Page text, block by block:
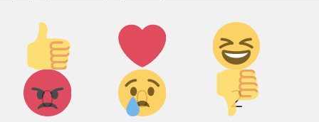
Палец
вверх!
0
Лайк!
0
Дикий
смех!
2
Агрессия!
Грусть
:(
Палец
вниз!